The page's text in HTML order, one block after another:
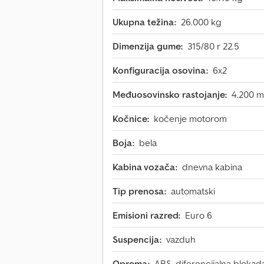
Ukupna težina: 26.000 kg
Dimenzija gume: 315/80 r 22.5
Konfiguracija osovina: 6x2
Međuosovinsko rastojanje: 4.200
Kočnice: kočenje motorom
Boja: bela
Kabina vozača: dnevna kabina
Tip prenosa: automatski
Emisioni razred: Euro 6
Suspencija: vazduh